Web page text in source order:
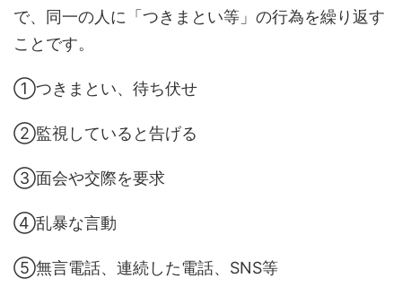
で、同一の人に「つきまとい等」の行為を繰り返す
ことです。
①つきまとい、待ち伏せ
②監視していると告げる
③面会や交際を要求
④乱暴な言動
⑤無言電話、連続した電話、SNS等